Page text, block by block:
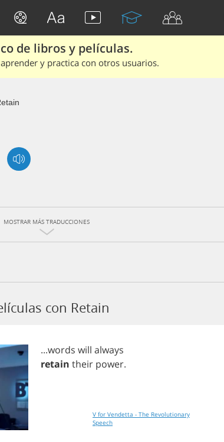
de libros y películas.
y practica con otros usuarios.
MOSTRAR MÁS TRADUCCIONES
con Retain
...words will always
retain their power.
V for Vendetta - The Revolutionary
Speech